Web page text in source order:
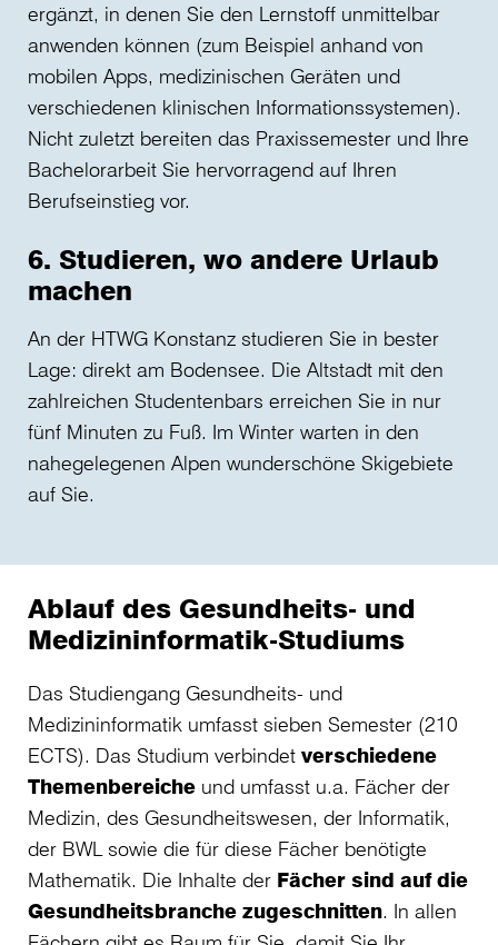
ergänzt, in denen Sie den Lernstoff unmittelbar
anwenden können (zum Beispiel anhand von
mobilen Apps, medizinischen Geräten und
verschiedenen klinischen Informationssystemen).
Nicht zuletzt bereiten das Praxissemester und Ihre
Bachelorarbeit Sie hervorragend auf Ihren
Berufseinstieg vor.
6. Studieren, wo andere Urlaub
machen
An der HTWG Konstanz studieren Sie in bester
Lage: direkt am Bodensee. Die Altstadt mit den
zahlreichen Studentenbars erreichen Sie in nur
fünf Minuten zu Fuß. Im Winter warten in den
nahegelegenen Alpen wunderschöne Skigebiete
auf Sie.
Ablauf des Gesundheits- und
Medizininformatik-Studiums
Das Studiengang Gesundheits- und
Medizininformatik umfasst sieben Semester (210
ECTS). Das Studium verbindet verschiedene
Themenbereiche und umfasst u.a. Fächer der
Medizin, des Gesundheitswesen, der Informatik,
der BWL sowie die für diese Fächer benötigte
Mathematik. Die Inhalte der Fächer sind auf die
Gesundheitsbranche zugeschnitten. In allen